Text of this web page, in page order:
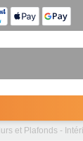
et Plafonds -